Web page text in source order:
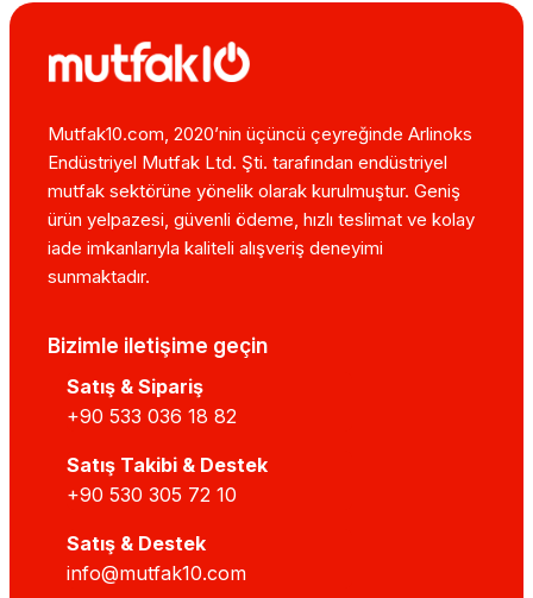
Mutfak10.com, 2020’nin üçüncü çeyreğinde Arlinoks
Endüstriyel Mutfak Ltd. Şti. tarafından endüstriyel
mutfak sektörüne yönelik olarak kurulmuştur. Geniş
ürün yelpazesi, güvenli ödeme, hızlı teslimat ve kolay
iade imkanlarıyla kaliteli alışveriş deneyimi
sunmaktadır.
Bizimle iletişime geçin
Satış & Sipariş
+90 533 036 18 82
Satış Takibi & Destek
+90 530 305 72 10
Satış & Destek
info@mutfak10.com